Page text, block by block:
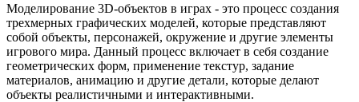
Моделирование 3D-объектов в играх - это процесс создания
трехмерных графических моделей, которые представляют
собой объекты, персонажей, окружение и другие элементы
игрового мира. Данный процесс включает в себя создание
геометрических форм, применение текстур, задание
материалов, анимацию и другие детали, которые делают
объекты реалистичными и интерактивными.